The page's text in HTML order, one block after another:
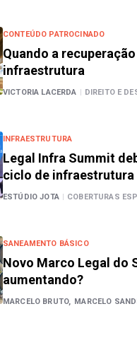
CONTEÚDO PATROCINADO
Quando a
infraestrutura
VICTORIA LACERDA | DIREITO E
INFRAESTRUTURA
Legal Infra Summit
ciclo de infraestrutura
ESTÚDIO JOTA | COBERTURAS
SANEAMENTO BÁSICO
Novo Marco Legal do
aumentando?
MARCELO BRUTO, MARCELO